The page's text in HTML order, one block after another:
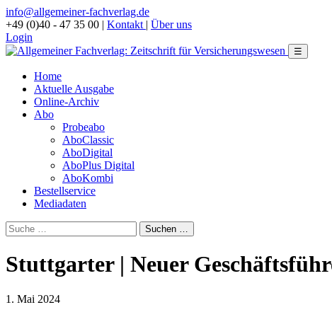
info@allgemeiner-fachverlag.de
+49 (0)40 - 47 35 00 | Kontakt | Über uns
Login
☰
Home
Aktuelle Ausgabe
Online-Archiv
Abo
Probeabo
AboClassic
AboDigital
AboPlus Digital
AboKombi
Bestellservice
Mediadaten
Stuttgarter | Neuer
1. Mai 2024